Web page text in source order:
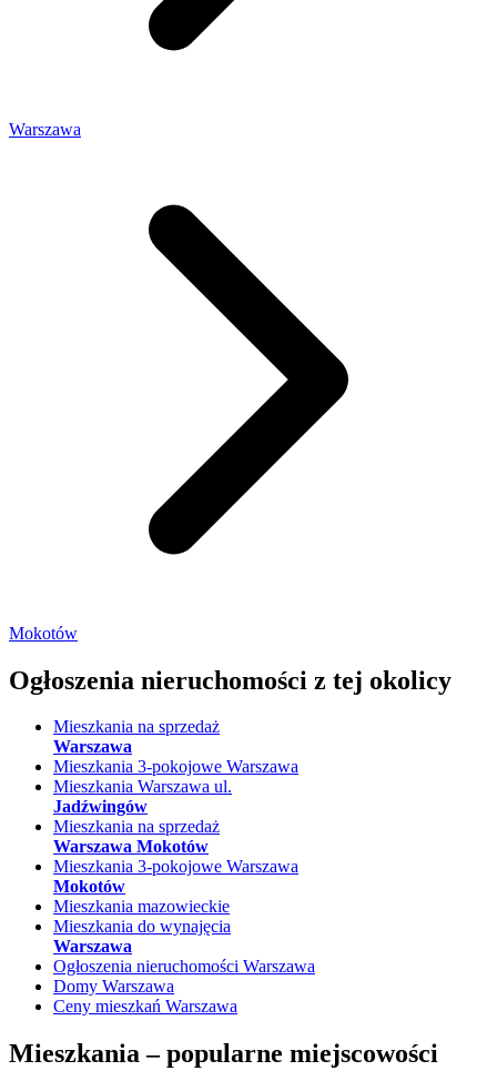
Warszawa
Mokotów
Ogłoszenia nieruchomości z tej okolicy
Mieszkania na sprzedaż
Warszawa
Mieszkania 3-pokojowe Warszawa
Mieszkania Warszawa ul.
Jadźwingów
Mieszkania na sprzedaż
Warszawa Mokotów
Mieszkania 3-pokojowe Warszawa
Mokotów
Mieszkania mazowieckie
Mieszkania do wynajęcia
Warszawa
Ogłoszenia nieruchomości Warszawa
Domy Warszawa
Ceny mieszkań Warszawa
Mieszkania –popularne miejscowości